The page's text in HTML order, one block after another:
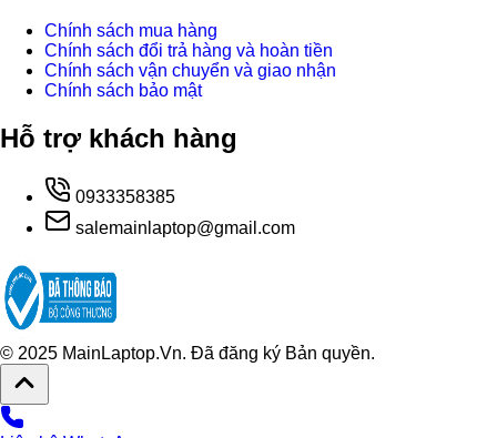
Chính sách mua hàng
Chính sách đổi trả hàng và hoàn tiền
Chính sách vận chuyển và giao nhận
Chính sách bảo mật
Hỗ trợ khách hàng
0933358385
salemainlaptop@gmail.com
© 2025 MainLaptop.Vn. Đã đăng ký Bản quyền.